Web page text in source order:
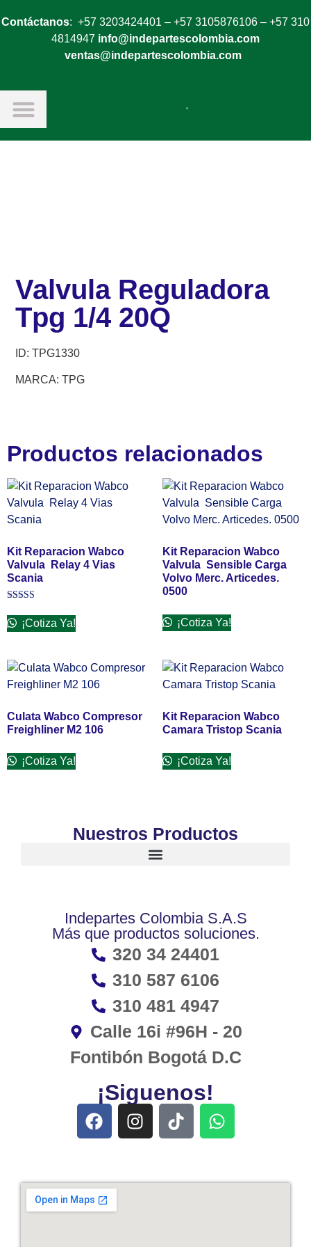
Contáctanos: +57 3203424401 – +57 3105876106 – +57 310
4814947 info@indepartescolombia.com
ventas@indepartescolombia.com
Valvula Reguladora
Tpg 1/4 20Q
ID: TPG1330
MARCA: TPG
Productos relacionados
Kit Reparacion Wabco
Valvula Relay 4 Vias
Scania
en
3.00¡Cotiza Ya!
Kit Reparacion Wabco
Valvula Sensible Carga
Volvo Merc. Articedes.
0500
¡Cotiza Ya!
Culata Wabco Compresor
Freighliner M2 106
¡Cotiza Ya!
Kit Reparacion Wabco
Camara Tristop Scania
¡Cotiza Ya!
Nuestros Productos
Indepartes Colombia S.A.S
Más que productos soluciones.
320 34 24401
310 587 6106
310 481 4947
Calle 16i #96H - 20
Fontibón Bogotá D.C
¡Siguenos!